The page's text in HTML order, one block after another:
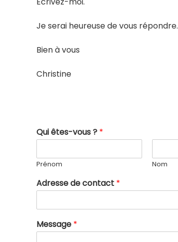
Je serai heureuse de vous répondre.
Bien à vous
Christine
Qui êtes-vous ? *
Prénom Nom
Adresse de contact *
Message *